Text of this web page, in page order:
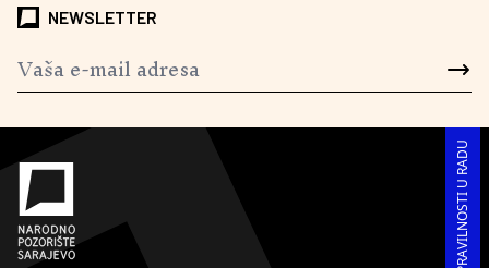
NEWSLETTER